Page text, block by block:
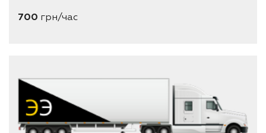
700 грн/час